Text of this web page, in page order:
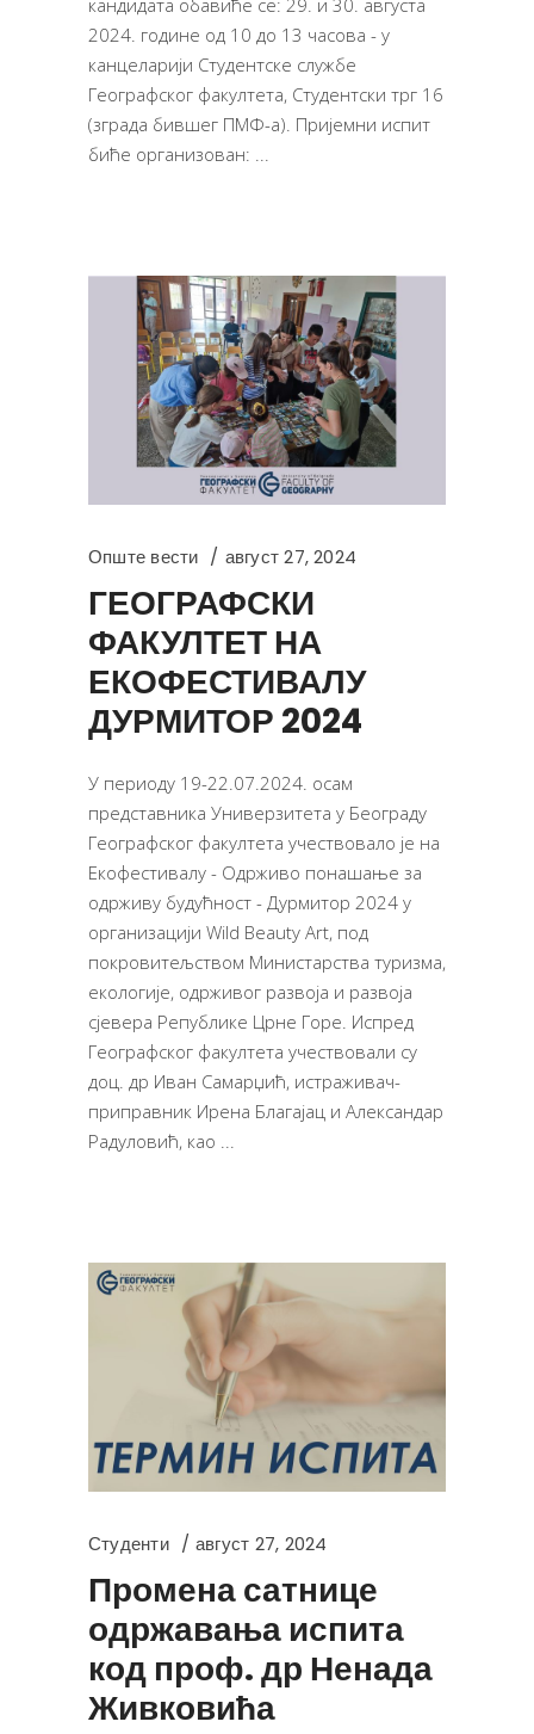
кандидата обавиће се: 29. и 30. августа
2024. године од 10 до 13 часова - у
канцеларији Студентске службе
Географског факултета, Студентски трг 16
(зграда бившег ПМФ-а). Пријемни испит
биће организован:
Опште вести август 27, 2024
ГЕОГРАФСКИ
ФАКУЛТЕТ НА
ЕКОФЕСТИВАЛУ
ДУРМИТОР 2024
У периоду 19-22.07.2024. осам
представника Универзитета у Београду
Географског факултета учествовало је на
Екофестивалу - Одрживо понашање за
одрживу будућност - Дурмитор 2024 у
организацији Wild Beauty Art, под
покровитељством Министарства туризма,
екологије, одрживог развоја и развоја
сјевера Републике Црне Горе. Испред
Географског факултета учествовали су
доц. др Иван Самарџић, истраживач-
приправник Ирена Благајац и Александар
Радуловић, као
Студенти август 27, 2024
Промена сатнице
одржавања испита
код проф. др Ненада
Живковића